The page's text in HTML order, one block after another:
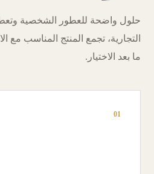
حلول واضحة للعطور الشخصية
التجارية، تجمع المنتج المناسب مع
ما بعد الاختيار.
01